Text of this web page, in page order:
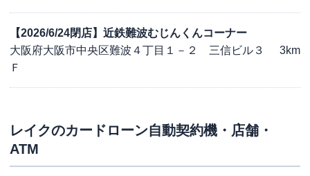
【2026/6/24閉店】近鉄難波むじんくんコーナー
大阪府大阪市中央区難波４丁目１－２ 三信ビル３
Ｆ
3km
レイクのカードローン自動契約機・店舗・
ATM